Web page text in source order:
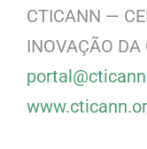
CTICANN —
INOVAÇÃO DA